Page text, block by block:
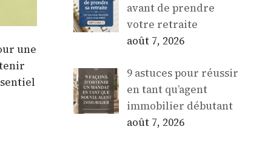
une
avant de prendre
votre retraite
août 7, 2026
9 astuces pour réussir
en tant qu’agent
immobilier débutant
août 7, 2026